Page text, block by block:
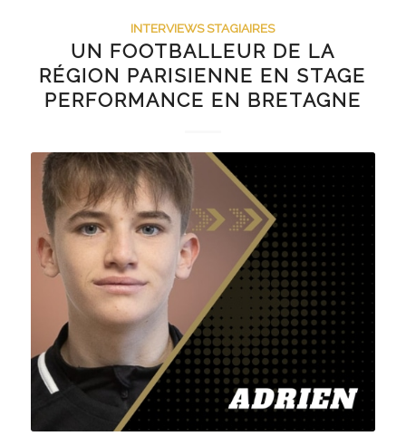
INTERVIEWS STAGIAIRES
UN FOOTBALLEUR DE LA
RÉGION PARISIENNE EN STAGE
PERFORMANCE EN BRETAGNE